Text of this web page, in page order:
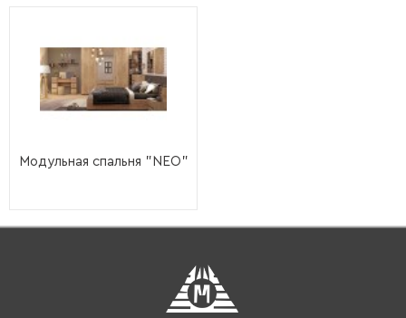
Модульная спальня "NEO"